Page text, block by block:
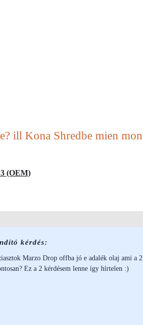
ill Kona Shredbe mien
(OEM)
kérdés:
Marzo Drop offba jó e adalék olaj ami a
Ez a 2 kérdésem lenne így hírtelen :)